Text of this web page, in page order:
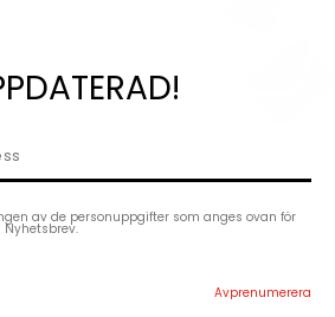
av de personuppgifter som anges ovan för